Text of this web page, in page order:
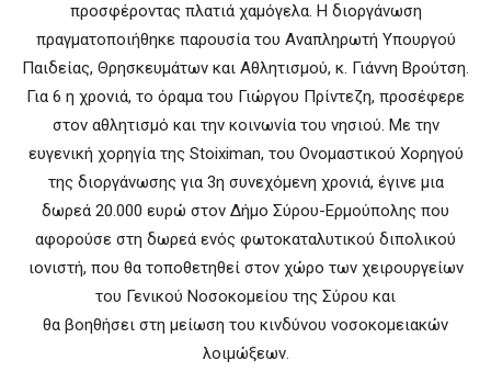
προσφέροντας πλατιά χαμόγελα. Η διοργάνωση
πραγματοποιήθηκε παρουσία του Αναπληρωτή Υπουργού
Παιδείας, Θρησκευμάτων και Αθλητισμού, κ. Γιάννη Βρούτση.
Για 6 η χρονιά, το όραμα του Γιώργου Πρίντεζη, προσέφερε
στον αθλητισμό και την κοινωνία του νησιού. Με την
ευγενική χορηγία της Stoiximan, του Ονομαστικού Χορηγού
της διοργάνωσης για 3η συνεχόμενη χρονιά, έγινε μια
δωρεά 20.000 ευρώ στον Δήμο Σύρου-Ερμούπολης που
αφορούσε στη δωρεά ενός φωτοκαταλυτικού διπολικού
ιονιστή, που θα τοποθετηθεί στον χώρο των χειρουργείων
του Γενικού Νοσοκομείου της Σύρου και
θα βοηθήσει στη μείωση του κινδύνου νοσοκομειακών
λοιμώξεων.